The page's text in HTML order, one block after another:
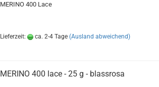
MERINO 400 Lace
Lieferzeit: ca. 2-4 Tage (Ausland abweichend)
MERINO 400 lace - 25 g - blassrosa